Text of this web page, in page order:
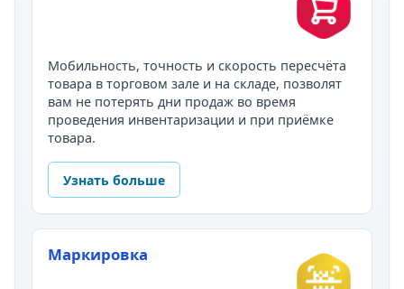
Мобильность, точность и скорость пересчёта
товара в торговом зале и на складе, позволят
вам не потерять дни продаж во время
проведения инвентаризации и при приёмке
товара.
Узнать больше
Маркировка